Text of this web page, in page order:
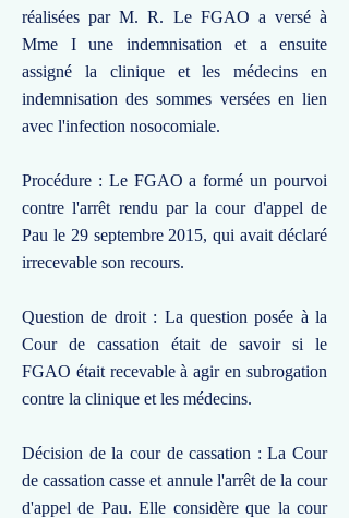
réalisées par M. R. Le FGAO a versé à
Mme I une indemnisation et a ensuite
assigné la clinique et les médecins en
indemnisation des sommes versées en lien
avec l'infection nosocomiale.
Procédure : Le FGAO a formé un pourvoi
contre l'arrêt rendu par la cour d'appel de
Pau le 29 septembre 2015, qui avait déclaré
irrecevable son recours.
Question de droit : La question posée à la
Cour de cassation était de savoir si le
FGAO était recevable à agir en subrogation
contre la clinique et les médecins.
Décision de la cour de cassation : La Cour
de cassation casse et annule l'arrêt de la cour
d'appel de Pau. Elle considère que la cour